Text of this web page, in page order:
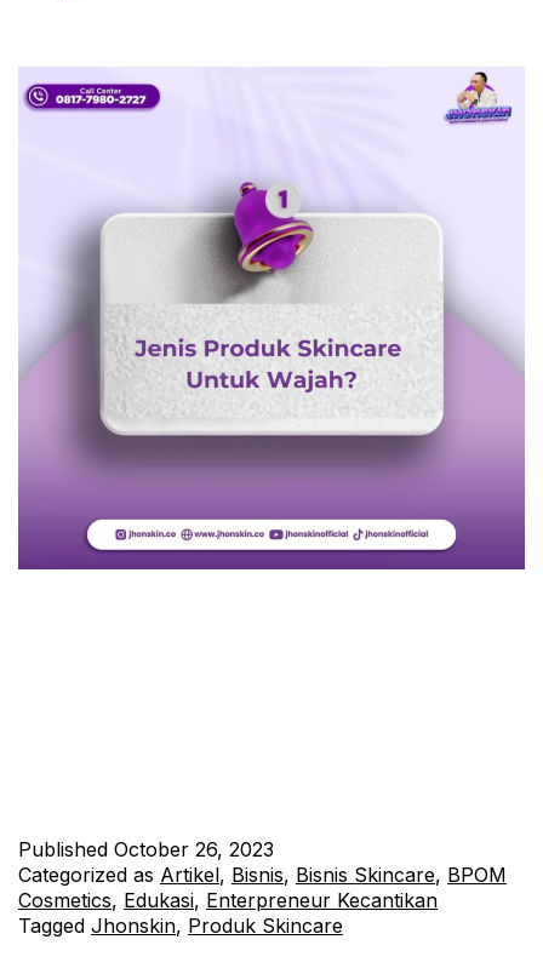
Published October 26, 2023
Categorized as Artikel, Bisnis, Bisnis Skincare, BPOM
Cosmetics, Edukasi, Enterpreneur Kecantikan
Tagged Jhonskin, Produk Skincare